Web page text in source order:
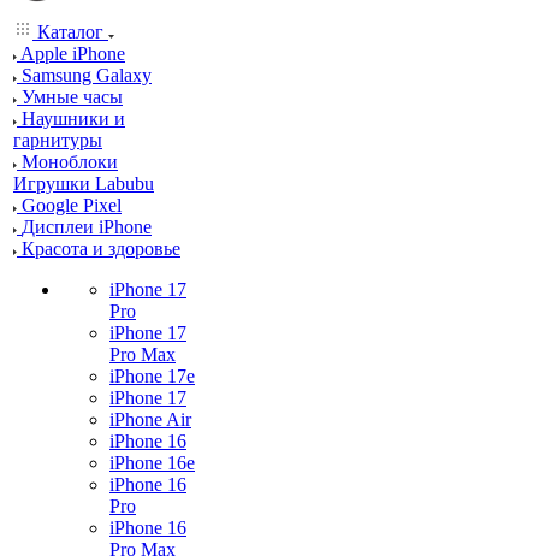
Каталог
Apple iPhone
Samsung Galaxy
Умные часы
Наушники и
гарнитуры
Моноблоки
Игрушки Labubu
Google Pixel
Дисплеи iPhone
Красота и здоровье
iPhone 17
Pro
iPhone 17
Pro Max
iPhone 17e
iPhone 17
iPhone Air
iPhone 16
iPhone 16e
iPhone 16
Pro
iPhone 16
Pro Max